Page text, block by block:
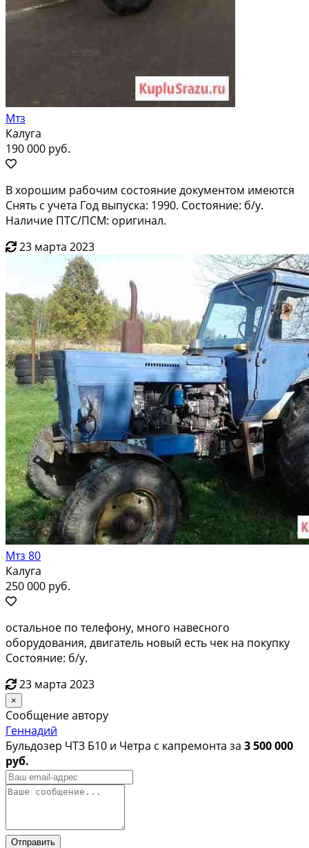
Мтз
Калуга
190 000 руб.
В хорошим рабочим состояние документом имеются
Снять с учета Год выпуска: 1990. Состояние: б/у.
Наличие ПТС/ПСМ: оригинал.
23 марта 2023
Мтз 80
Калуга
250 000 руб.
остальное по телефону, много навесного
оборудования, двигатель новый есть чек на покупку
Состояние: б/у.
23 марта 2023
×
Сообщение автору
Геннадий
Бульдозер ЧТЗ Б10 и Четра с капремонта за 3 500 000
руб.
Отправить